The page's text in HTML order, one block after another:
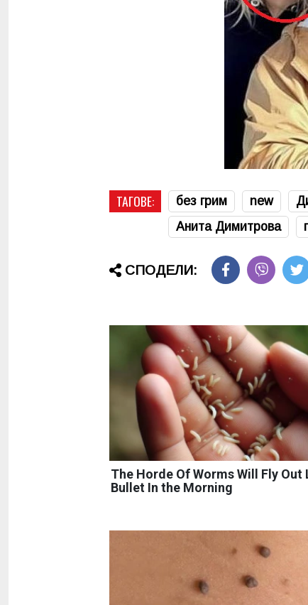
ТАГОВЕ: без грим new
Анита Димитрова
СПОДЕЛИ:
The Horde Of Worms Will Fly Out
Bullet In the Morning